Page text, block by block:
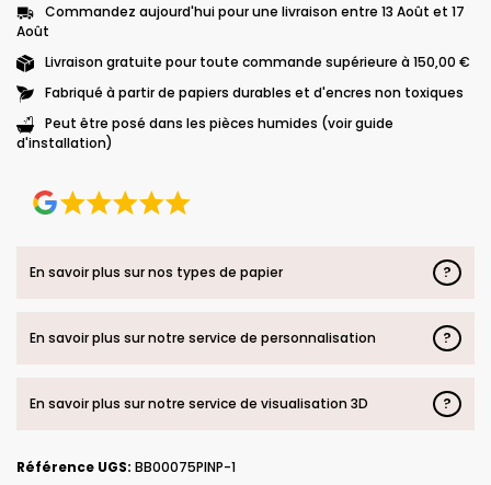
Commandez aujourd'hui pour une livraison entre 13 Août et 17
Août
Livraison gratuite pour toute commande supérieure à 150,00 €
Fabriqué à partir de papiers durables et d'encres non toxiques
Peut être posé dans les pièces humides (voir guide
d'installation)
En savoir plus sur nos types de papier ?
En savoir plus sur notre service de personnalisation ?
En savoir plus sur notre service de visualisation 3D ?
Référence UGS: BB00075PINP-1